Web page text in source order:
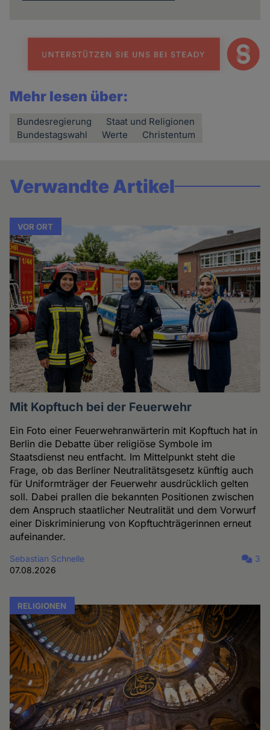
Mehr lesen über:
Bundesregierung
Staat und Religionen
Bundestagswahl
Werte Christentum
Verwandte Artikel
VOR ORT
Mit Kopftuch bei der Feuerwehr
Ein Foto einer Feuerwehranwärterin mit Kopftuch hat in
Berlin die Debatte über religiöse Symbole im
Staatsdienst neu entfacht. Im Mittelpunkt steht die
Frage, ob das Berliner Neutralitätsgesetz künftig auch
für Uniformträger der Feuerwehr ausdrücklich gelten
soll. Dabei prallen die bekannten Positionen zwischen
dem Anspruch staatlicher Neutralität und dem Vorwurf
einer Diskriminierung von Kopftuchträgerinnen erneut
aufeinander.
Sebastian Schnelle
07.08.2026
3
RELIGIONEN